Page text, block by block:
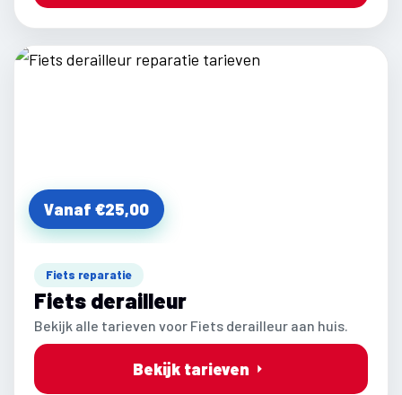
Vanaf €25,00
Fiets reparatie
Fiets derailleur
Bekijk alle tarieven voor Fiets derailleur aan huis.
Bekijk tarieven